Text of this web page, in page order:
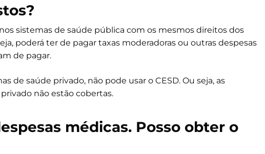
sistemas de saúde pública com os mesmos direitos dos
poderá ter de pagar taxas moderadoras ou outras despesas
de pagar.
de saúde privado, não pode usar o CESD. Ou seja, as
não estão cobertas.
médicas. Posso obter o